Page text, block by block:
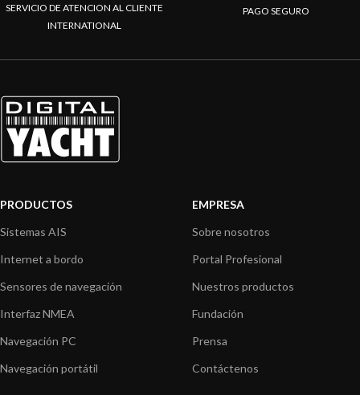
SERVICIO DE ATENCION AL CLIENTE
INTERNATIONAL
PAGO SEGURO
PRODUCTOS
Sistemas AIS
Internet a bordo
Sensores de navegación
Interfaz NMEA
Navegación PC
Navegación portátil
EMPRESA
Sobre nosotros
Portal Profesional
Nuestros productos
Fundación
Prensa
Contáctenos